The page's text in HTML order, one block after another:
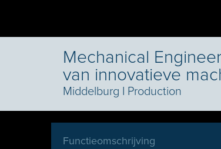
Mechanical
van innovatieve
Middelburg I Production
Functieomschrijving